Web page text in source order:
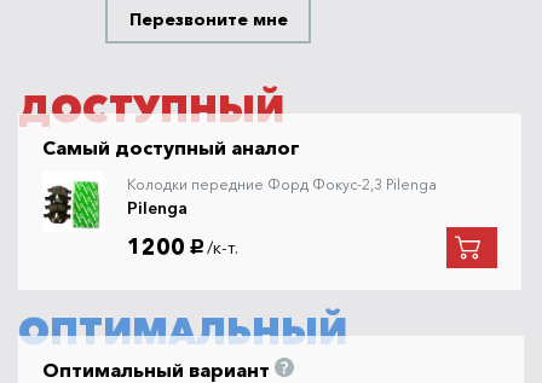
Перезвоните мне
ДОСТУПНЫЙ
Самый доступный аналог
Колодки передние Форд Фокус-2,3 Pilenga
Pilenga
1200 руб. /к-т.
ОПТИМАЛЬНЫЙ
Оптимальный вариант